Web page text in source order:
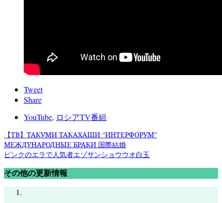
Tweet
Share
YouTube, ロシアTV番組
【ТВ】ТАКУМИ ТАКАХАШИ “ИНТЕРФОРУМ”
МЕЖДУНАРОДНЫЕ БРАКИ 国際結婚
ピンクのエラで人気者エゾサンショウウオ白玉
その他の更新情報